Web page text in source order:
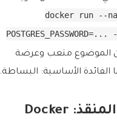
docker run --
الموضوع متعب وعرضة
الفائدة الأساسية: البساطة.
وهنا يأتي المنقذ: Docker